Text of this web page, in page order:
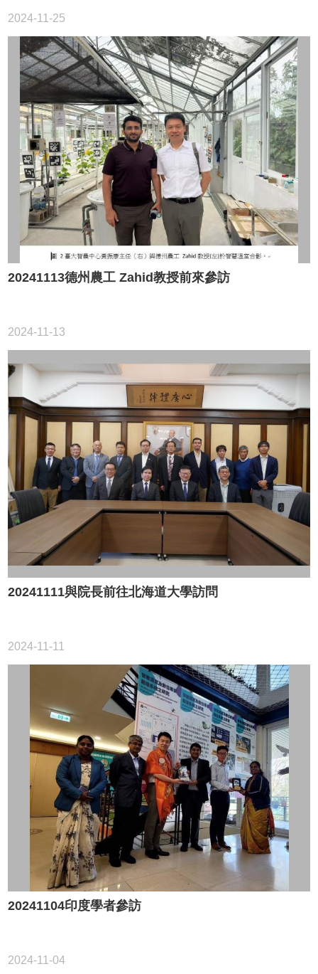
2024-11-25
20241113德州農工 Zahid教授前來參訪
2024-11-13
20241111與院長前往北海道大學訪問
2024-11-11
20241104印度學者參訪
2024-11-04